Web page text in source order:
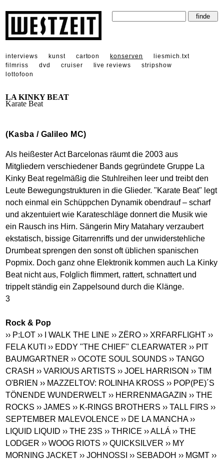
interviews kunst cartoon konserven
liesmich.txt
filmriss
dvd cruiser live reviews
stripshow
lottofoon
LA KINKY BEAT
Karate Beat
(Kasba / Galileo MC)
Als heißester Act Barcelonas räumt die 2003 aus
Mitgliedern verschiedener Bands gegründete Gruppe La
Kinky Beat regelmäßig die Stuhlreihen leer und treibt den
Leute Bewegungstrukturen in die Glieder. "Karate Beat" legt
noch einmal ein Schüppchen Dynamik obendrauf – scharf
und akzentuiert wie Karateschläge donnert die Musik wie
ein Rausch ins Hirn. Sängerin Miry Matahary verzaubert
ekstatisch, bissige Gitarrenriffs und der unwiderstehliche
Drumbeat sprengen den sonst oft üblichen spanischen
Popmix. Doch ganz ohne Elektronik kommen auch La Kinky
Beat nicht aus, Folglich flimmert, rattert, schnattert und
trippelt ständig ein Zappelsound durch die Klänge.
3
Rock & Pop
›› P:LOT ›› I WALK THE LINE ›› ZËRO ›› XRFARFLIGHT ››
FELA KUTI ›› EDDY "THE CHIEF" CLEARWATER ›› PIT
BAUMGARTNER ›› OCOTE SOUL SOUNDS ›› TANGO
CRASH ›› VARIOUS ARTISTS ›› JOEL HARRISON ›› TIM
O'BRIEN ›› MAZZELTOV: ROLINHA KROSS ›› POP(PE)´S
TÖNENDE WUNDERWELT ›› HERRENMAGAZIN ›› THE
ROCKS ›› JAMES ›› K-RINGS BROTHERS ›› TALL FIRS ››
SEPTEMBER MALEVOLENCE ›› DE LA MANCHA ››
LIQUID LIQUID ›› THE 23S ›› THRICE ›› ALLÁ ›› THE
LODGER ›› WOOG RIOTS ›› QUICKSILVER ›› MY
MORNING JACKET ›› JOHNOSSI ›› SEBADOH ›› MGMT ››